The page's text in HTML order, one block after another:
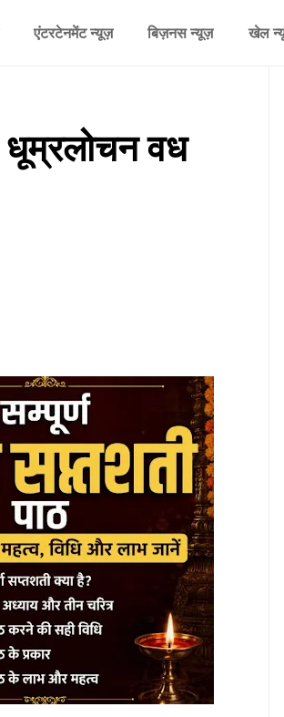
एंटरटेनमेंट न्यूज़ बिज़नस न्यूज़ खेल
धूम्रलोचन वध